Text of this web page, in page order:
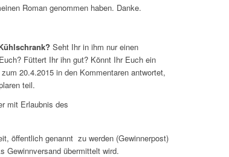
Roman genommen haben. Danke.
Seht Ihr in ihm nur einen
Füttert Ihr ihn gut? Könnt Ihr Euch ein
20.4.2015 in den Kommentaren antwortet,
teil.
mit Erlaubnis des
öffentlich genannt zu werden (Gewinnerpost)
Gewinnversand übermittelt wird.